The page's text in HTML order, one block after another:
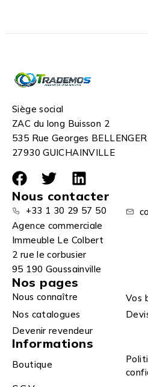
Siège social
ZAC du long Buisson 2
535 Rue Georges BELLENGER
27930 GUICHAINVILLE
Nous contacter
+33 1 30 29 57 50
Agence commerciale
Immeuble Le Colbert
2 rue le corbusier
95 190 Goussainville
Nos pages
Nous connaître
Vos
Nos catalogues
Devenir revendeur
Informations
Boutique